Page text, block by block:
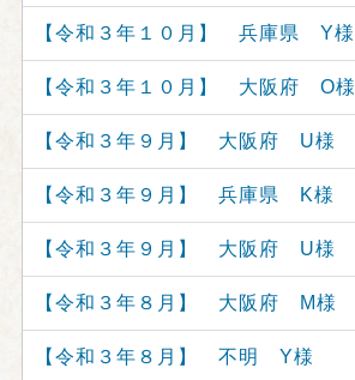
【令和３年１０月】 兵庫県 Y様
【令和３年１０月】 大阪府 O様
【令和３年９月】 大阪府 U様
【令和３年９月】 兵庫県 K様
【令和３年９月】 大阪府 U様
【令和３年８月】 大阪府 M様
【令和３年８月】 不明 Y様